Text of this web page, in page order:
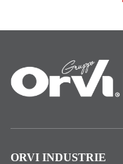
ORVI INDUSTRIE